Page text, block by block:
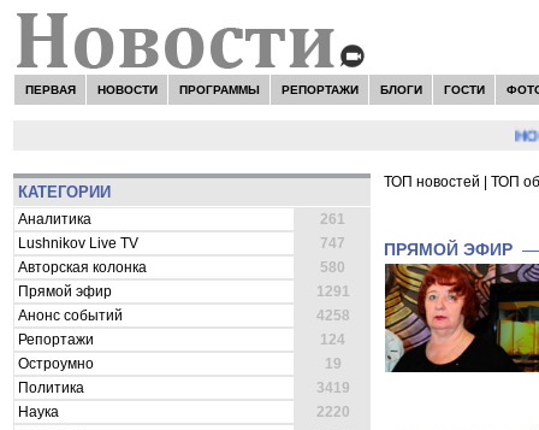
ПЕРВАЯ НОВОСТИ ПРОГРАММЫ РЕПОРТАЖИ БЛОГИ ГОСТИ
КАТЕГОРИИ
Аналитика
261
Lushnikov Live TV
747
Авторская колонка
580
Прямой эфир
1291
Анонс событий
4258
Репортажи
124
Остроумно
19
Политика
3419
Наука
2220
ТОП новостей ТОП
ПРЯМОЙ ЭФИР